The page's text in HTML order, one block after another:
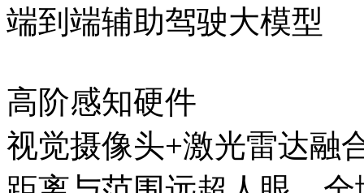
端到端辅助驾驶大模型
高阶感知硬件
视觉摄像头+激光雷达融合